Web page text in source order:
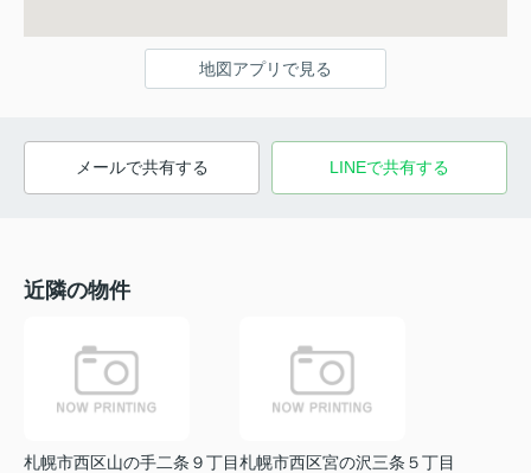
地図アプリで見る
メールで共有する LINEで共有する
近隣の物件
札幌市西区山の手二条９丁目札幌市西区宮の沢三条５丁目